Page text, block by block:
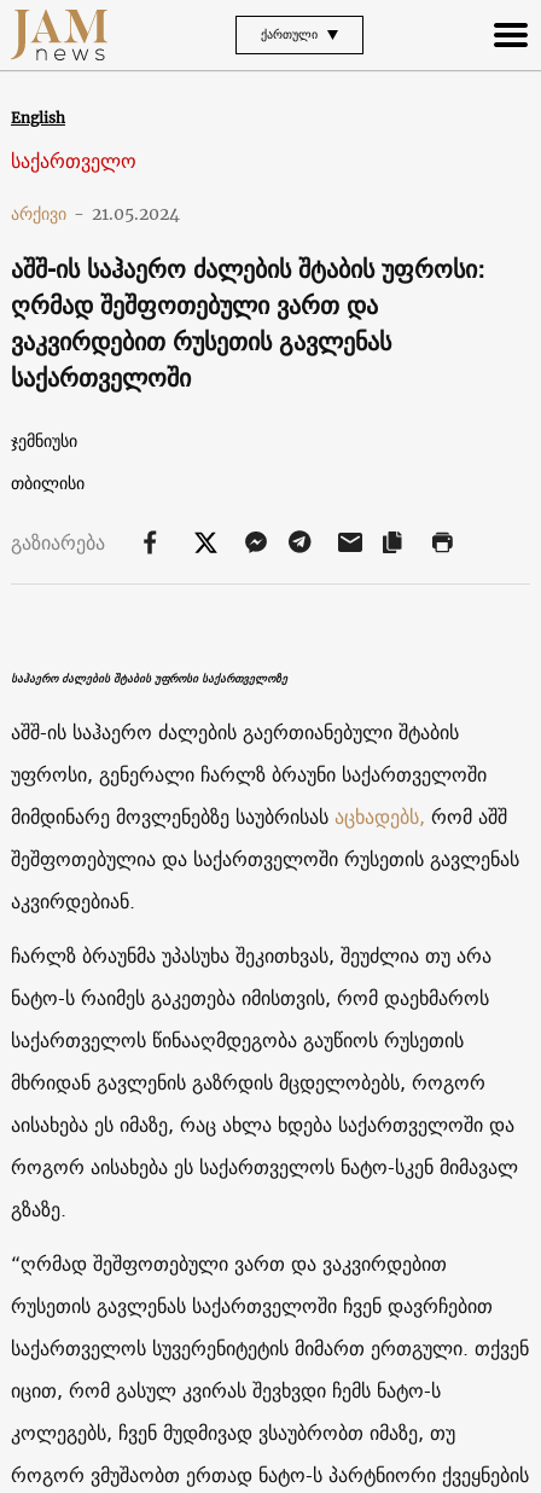
ᲥᲐᲠᲗᲣᲚᲘ
English
საქართველო
არქივი - 21.05.2024
აშშ-ის საჰაერო ძალების შტაბის უფროსი:
ღრმად შეშფოთებული ვართ და
ვაკვირდებით რუსეთის გავლენას
საქართველოში
ჯემნიუსი
თბილისი
გაზიარება
საჰაერო ძალების შტაბის უფროსი საქართველოზე
აშშ-ის საჰაერო ძალების გაერთიანებული შტაბის
უფროსი, გენერალი ჩარლზ ბრაუნი საქართველოში
მიმდინარე მოვლენებზე საუბრისასაცხადებს, რომ აშშ
შეშფოთებულია და საქართველოში რუსეთის გავლენას
აკვირდებიან.
ჩარლზ ბრაუნმა უპასუხა შეკითხვას, შეუძლია თუ არა
ნატო-ს რაიმეს გაკეთება იმისთვის, რომ დაეხმაროს
საქართველოს წინააღმდეგობა გაუწიოს რუსეთის
მხრიდან გავლენის გაზრდის მცდელობებს, როგორ
აისახება ეს იმაზე, რაც ახლა ხდება საქართველოში და
როგორ აისახება ეს საქართველოს ნატო-სკენ მიმავალ
გზაზე.
“ღრმად შეშფოთებული ვართ და ვაკვირდებით
რუსეთის გავლენას საქართველოში ჩვენ დავრჩებით
საქართველოს სუვერენიტეტის მიმართ ერთგული. თქვენ
იცით, რომ გასულ კვირას შევხვდი ჩემს ნატო-ს
კოლეგებს, ჩვენ მუდმივად ვსაუბრობთ იმაზე, თუ
როგორ ვმუშაობთ ერთად ნატო-ს პარტნიორი ქვეყნების